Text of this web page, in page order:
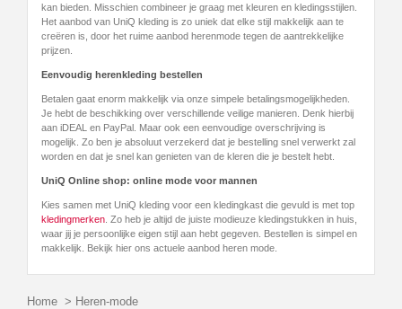
kan bieden. Misschien combineer je graag met kleuren en kledingsstijlen.
Het aanbod van UniQ kleding is zo uniek dat elke stijl makkelijk aan te
creëren is, door het ruime aanbod herenmode tegen de aantrekkelijke
prijzen.
Eenvoudig herenkleding bestellen
Betalen gaat enorm makkelijk via onze simpele betalingsmogelijkheden.
Je hebt de beschikking over verschillende veilige manieren. Denk hierbij
aan iDEAL en PayPal. Maar ook een eenvoudige overschrijving is
mogelijk. Zo ben je absoluut verzekerd dat je bestelling snel verwerkt zal
worden en dat je snel kan genieten van de kleren die je bestelt hebt.
UniQ Online shop: online mode voor mannen
Kies samen met UniQ kleding voor een kledingkast die gevuld is met top
kledingmerken . Zo heb je altijd de juiste modieuze kledingstukken in huis,
waar jij je persoonlijke eigen stijl aan hebt gegeven. Bestellen is simpel en
makkelijk. Bekijk hier ons actuele aanbod heren mode.
Home > Heren-mode